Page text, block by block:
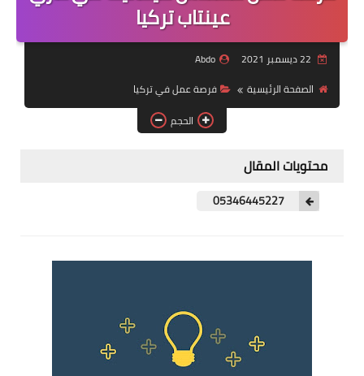
فرص عمل داخل سوريا
فرص عمل في العراق
فرص عمل في اليمن
عينتاب تركيا
Abdo
الصفحة الرئيسية
فرصة عمل في تركيا
الحجم
محتويات المقال